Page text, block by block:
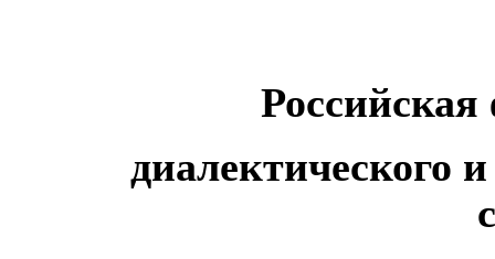
диалектического